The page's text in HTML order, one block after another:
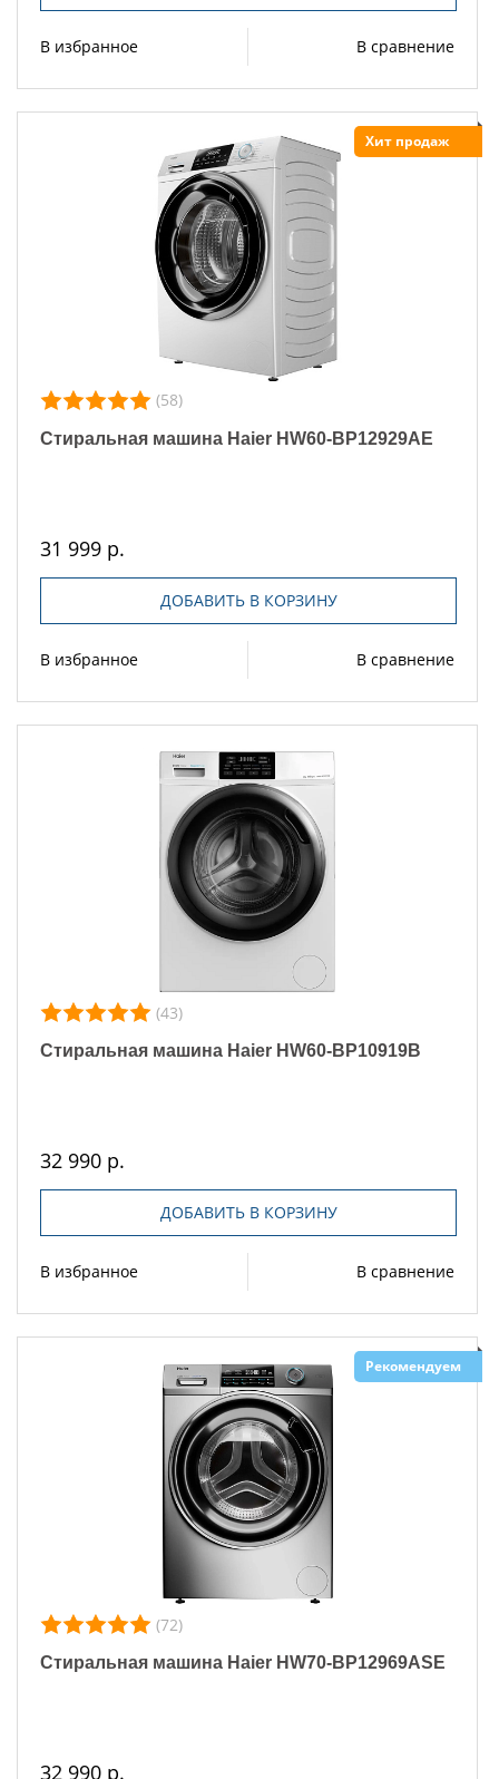
В избранное В сравнение
Хит продаж
(58)
Стиральная машина Haier HW60-BP12929AE
31 999 р.
ДОБАВИТЬ В КОРЗИНУ
В избранное В сравнение
(43)
Стиральная машина Haier HW60-BP10919B
32 990 р.
ДОБАВИТЬ В КОРЗИНУ
В избранное В сравнение
Рекомендуем
(72)
Стиральная машина Haier HW70-BP12969ASE
32 990 р.